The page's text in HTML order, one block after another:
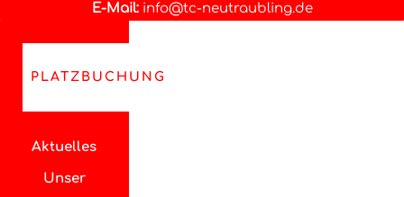
E-Mail: info@tc-neutraubling.de
PLATZBUCHUNG
Aktuelles
Unser